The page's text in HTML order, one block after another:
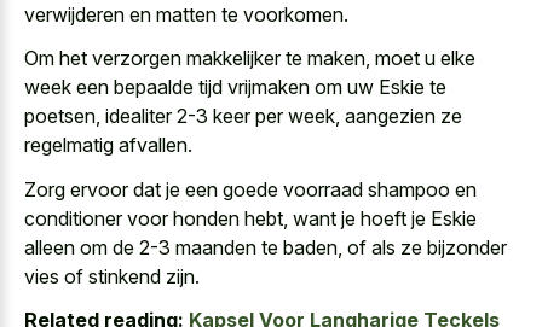
verwijderen en matten te voorkomen.
Om het verzorgen makkelijker te maken, moet u elke
week een bepaalde tijd vrijmaken om uw Eskie te
poetsen, idealiter 2-3 keer per week, aangezien ze
regelmatig afvallen.
Zorg ervoor dat je een goede voorraad shampoo en
conditioner voor honden hebt, want je hoeft je Eskie
alleen om de 2-3 maanden te baden, of als ze bijzonder
vies of stinkend zijn.
Related reading: Kapsel Voor Langharige Teckels